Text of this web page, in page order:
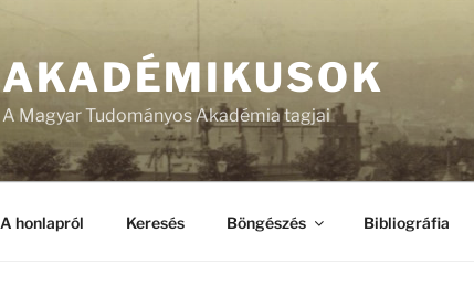
AKADÉMIKUSOK
A Magyar Tudományos Akadémia tagjai
A honlapról Keresés Böngészés Bibliográfia